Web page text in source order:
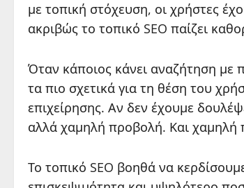
με τοπική στόχευση, οι χρήστες
ακριβώς το τοπικό SEO παίζει
Όταν κάποιος κάνει αναζήτηση με
τα πιο σχετικά για τη θέση του
επιχείρησης. Αν δεν έχουμε
αλλά χαμηλή προβολή. Και χαμηλή
Το τοπικό SEO βοηθά να